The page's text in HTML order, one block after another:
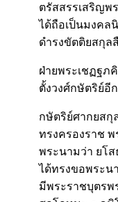
ตรัสสรรเสริญพ
ได้ถือเป็นมงคล
ดำรงขัตติยสกุล
ฝ่ายพระเชฏฐภ
ตั้งวงศ์กษัตริย์อี
กษัตริย์ศากยสกุ
ทรงครองราช
พระนามว่า ยโ
ได้ทรงขอพระน
มีพระราชบุตรพ